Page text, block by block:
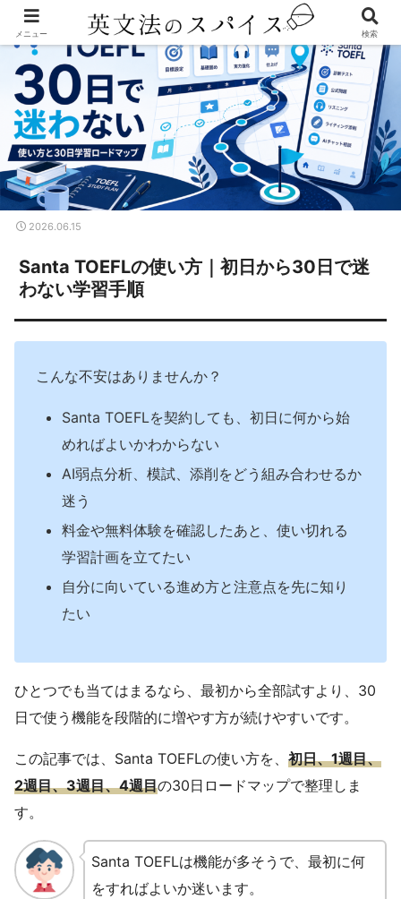
Santa TOEFLの使い方｜初日から30日で迷
わない学習手順
2026.06.15
こんな不安はありませんか？
Santa TOEFLを契約しても、初日に何から始
めればよいかわからない
AI弱点分析、模試、添削をどう組み合わせるか
迷う
料金や無料体験を確認したあと、使い切れる
学習計画を立てたい
自分に向いている進め方と注意点を先に知り
たい
ひとつでも当てはまるなら、最初から全部試すより、30
日で使う機能を段階的に増やす方が続けやすいです。
この記事では、Santa TOEFLの使い方を、 初日、1週目、
2週目、3週目、4週目の30日ロードマップで整理しま
す。
Santa TOEFLは機能が多そうで、最初に何
をすればよいか迷います。
メニュー 検索